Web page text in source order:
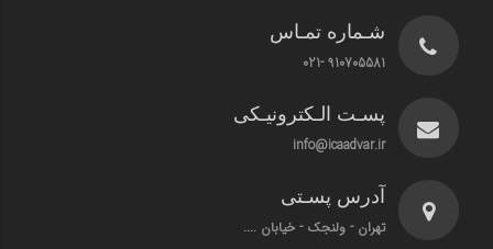
شـماره تمـاس
910705581 -021
پسـت الـکترونیـکی
info@icaadvar.ir
آدرس پسـتی
تهران - ولنجک - خیابان ....